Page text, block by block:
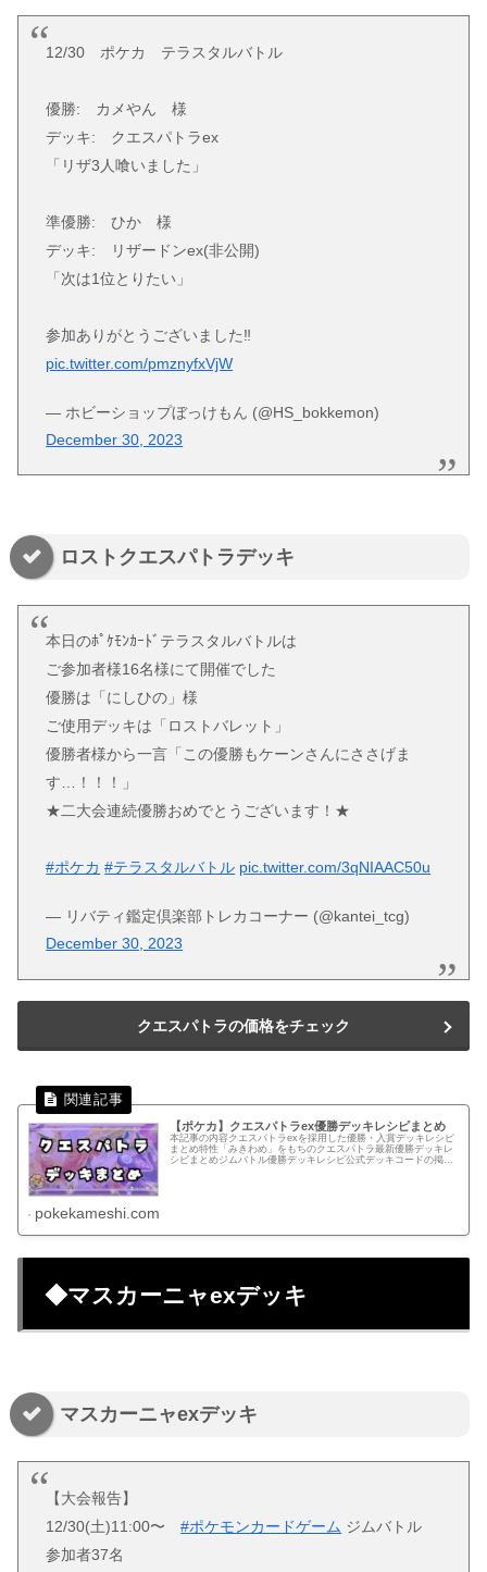
12/30 ポケカ テラスタルバトル
優勝: カメやん 様
デッキ: クエスパトラex
「リザ3人喰いました」
準優勝: ひか 様
デッキ: リザードンex(非公開)
「次は1位とりたい」
参加ありがとうございました‼
pic.twitter.com/pmznyfxVjW
— ホビーショップぼっけもん (@HS_bokkemon)
December 30, 2023
ロストクエスパトラデッキ
本日のﾎﾟｹﾓﾝｶｰﾄﾞテラスタルバトルは
ご参加者様16名様にて開催でした
優勝は「にしひの」様
ご使用デッキは「ロストバレット」
優勝者様から一言「この優勝もケーンさんにささげま
す…！！！」
★二大会連続優勝おめでとうございます！★
#ポケカ #テラスタルバトル pic.twitter.com/3qNIAAC50u
— リバティ鑑定倶楽部トレカコーナー (@kantei_tcg)
December 30, 2023
クエスパトラの価格をチェック
【ポケカ】クエスパトラex優勝デッキレシピまとめ
本記事の内容クエスパトラexを採用した優勝・入賞デッキレシピ
まとめ特性「みきわめ」をもちのクエスパトラ最新優勝デッキレ
シピまとめジムバトル優勝デッキレシピ公式デッキコードの掲載
pokekameshi.com
◆マスカーニャexデッキ
マスカーニャexデッキ
【大会報告】
12/30(土)11:00〜#ポケモンカードゲーム ジムバトル
参加者37名